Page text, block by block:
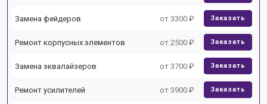
Замена фейдеров от 3300 ₽ Заказать
Ремонт корпусных элементов от 2500 ₽ Заказать
Замена эквалайзеров от 3700 ₽ Заказать
Ремонт усилителей от 3900 ₽ Заказать